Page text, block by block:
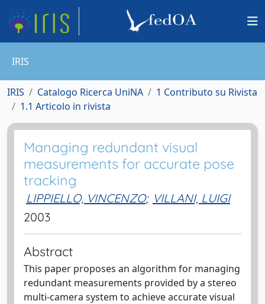
IRIS
IRIS Catalogo Ricerca UniNA
1 Contributo su Rivista
1.1 Articolo in rivista
Managing redundant visual
measurements for accurate pose
tracking
LIPPIELLO, VINCENZO; VILLANI, LUIGI
2003
Abstract
This paper proposes an algorithm for managing
redundant measurements provided by a stereo
multi-camera system to achieve accurate visual